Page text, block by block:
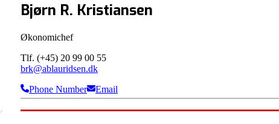
Bjørn R. Kristiansen
Økonomichef
Tlf. (+45) 20 99 00 55
brk@ablauridsen.dk
Phone Number
Email